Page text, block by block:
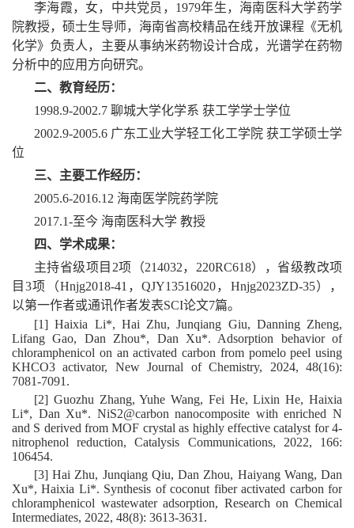
李海霞，女，中共党员，1979年生，海南医科大学药学
院教授，硕士生导师，海南省高校精品在线开放课程《无机
化学》负责人，主要从事纳米药物设计合成，光谱学在药物
分析中的应用方向研究。
二、教育经历：
1998.9-2002.7 聊城大学化学系 获工学学士学位
2002.9-2005.6 广东工业大学轻工化工学院 获工学硕士学
位
三、主要工作经历：
2005.6-2016.12 海南医学院药学院
2017.1-至今 海南医科大学 教授
四、学术成果：
主持省级项目2项（214032，220RC618），省级教改项
目3项（Hnjg2018-41，QJY13516020，Hnjg2023ZD-35），
以第一作者或通讯作者发表SCI论文7篇。
[1] Haixia Li*, Hai Zhu, Junqiang Giu, Danning Zheng,
Lifang Gao, Dan Zhou*, Dan Xu*. Adsorption behavior of
chloramphenicol on an activated carbon from pomelo peel using
KHCO3 activator, New Journal of Chemistry, 2024, 48(16):
7081-7091.
[2] Guozhu Zhang, Yuhe Wang, Fei He, Lixin He, Haixia
Li*, Dan Xu*. NiS2@carbon nanocomposite with enriched N
and S derived from MOF crystal as highly effective catalyst for 4-
nitrophenol reduction, Catalysis Communications, 2022, 166:
106454.
[3] Hai Zhu, Junqiang Qiu, Dan Zhou, Haiyang Wang, Dan
Xu*, Haixia Li*. Synthesis of coconut fiber activated carbon for
chloramphenicol wastewater adsorption, Research on Chemical
Intermediates, 2022, 48(8): 3613-3631.